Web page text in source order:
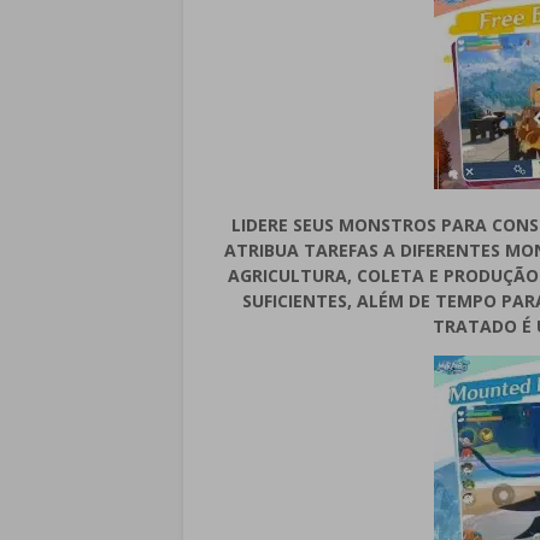
LIDERE SEUS MONSTROS PARA
ATRIBUA TAREFAS A DIFERENTES
AGRICULTURA, COLETA E
SUFICIENTES, ALÉM DE TEMPO
TRATADO É